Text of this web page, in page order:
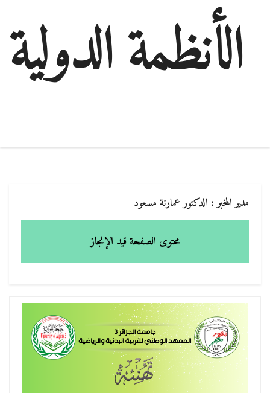
الأنظمة الدولية
مدير المخبر : الدكتور عمارنة مسعود
محتوى الصفحة قيد الإنجاز